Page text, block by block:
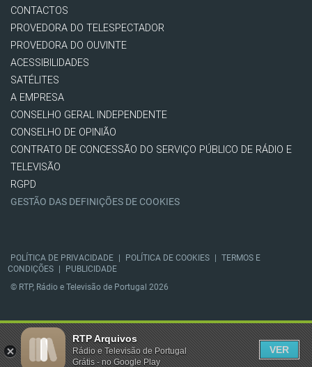
CONTACTOS
PROVEDORA DO TELESPECTADOR
PROVEDORA DO OUVINTE
ACESSIBILIDADES
SATÉLITES
A EMPRESA
CONSELHO GERAL INDEPENDENTE
CONSELHO DE OPINIÃO
CONTRATO DE CONCESSÃO DO SERVIÇO PÚBLICO DE RÁDIO E
TELEVISÃO
RGPD
GESTÃO DAS DEFINIÇÕES DE COOKIES
POLÍTICA DE PRIVACIDADE POLÍTICA DE COOKIES
TERMOS E
CONDIÇÕES
PUBLICIDADE
© RTP, Rádio e Televisão de Portugal 2026
RTP Arquivos
Rádio e Televisão de Portugal
Grátis - no Google Play
VER